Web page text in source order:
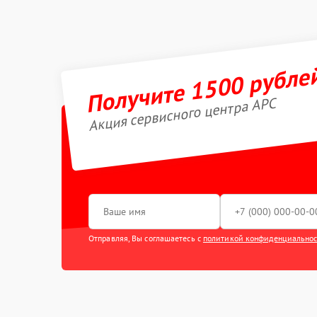
Получите 1500
Акция сервисного центра APC
Отправляя, Вы соглашаетесь с политикой